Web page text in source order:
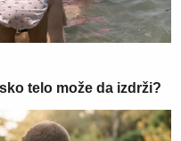
telo može da izdrži?